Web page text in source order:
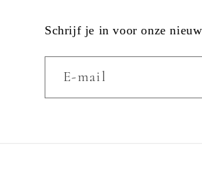
Schrijf je in voor onze
E‑mail